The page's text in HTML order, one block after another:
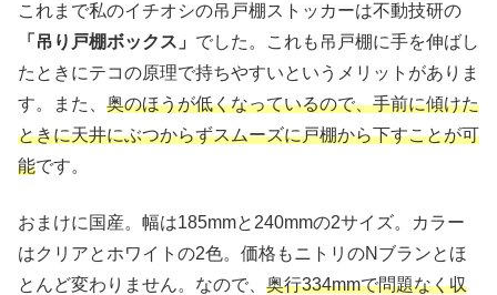
これまで私のイチオシの吊戸棚ストッカーは不動技研の
「吊り戸棚ボックス」 でした。これも吊戸棚に手を伸ばし
たときにテコの原理で持ちやすいというメリットがありま
す。また、 奥のほうが低くなっているので、手前に傾けた
ときに天井にぶつからずスムーズに戸棚から下すことが可
能です。
おまけに国産。幅は185mmと240mmの2サイズ。カラー
はクリアとホワイトの2色。価格もニトリのNブランとほ
とんど変わりません。なので、 奥行334mmで問題なく収